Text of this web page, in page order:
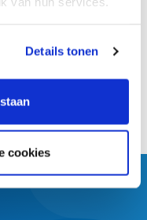
Details tonen
cookies